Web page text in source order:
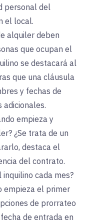
personal del
el local.
alquiler deben
que ocupan el
se destacará al
que una cláusula
y fechas de
adicionales.
empieza y
¿Se trata de un
destaca el
del contrato.
inquilino cada mes?
empieza el primer
de prorrateo
de entrada en